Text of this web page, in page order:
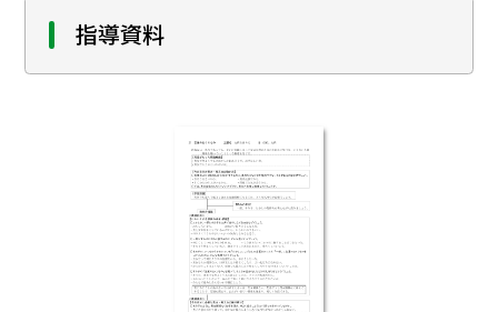
指導資料